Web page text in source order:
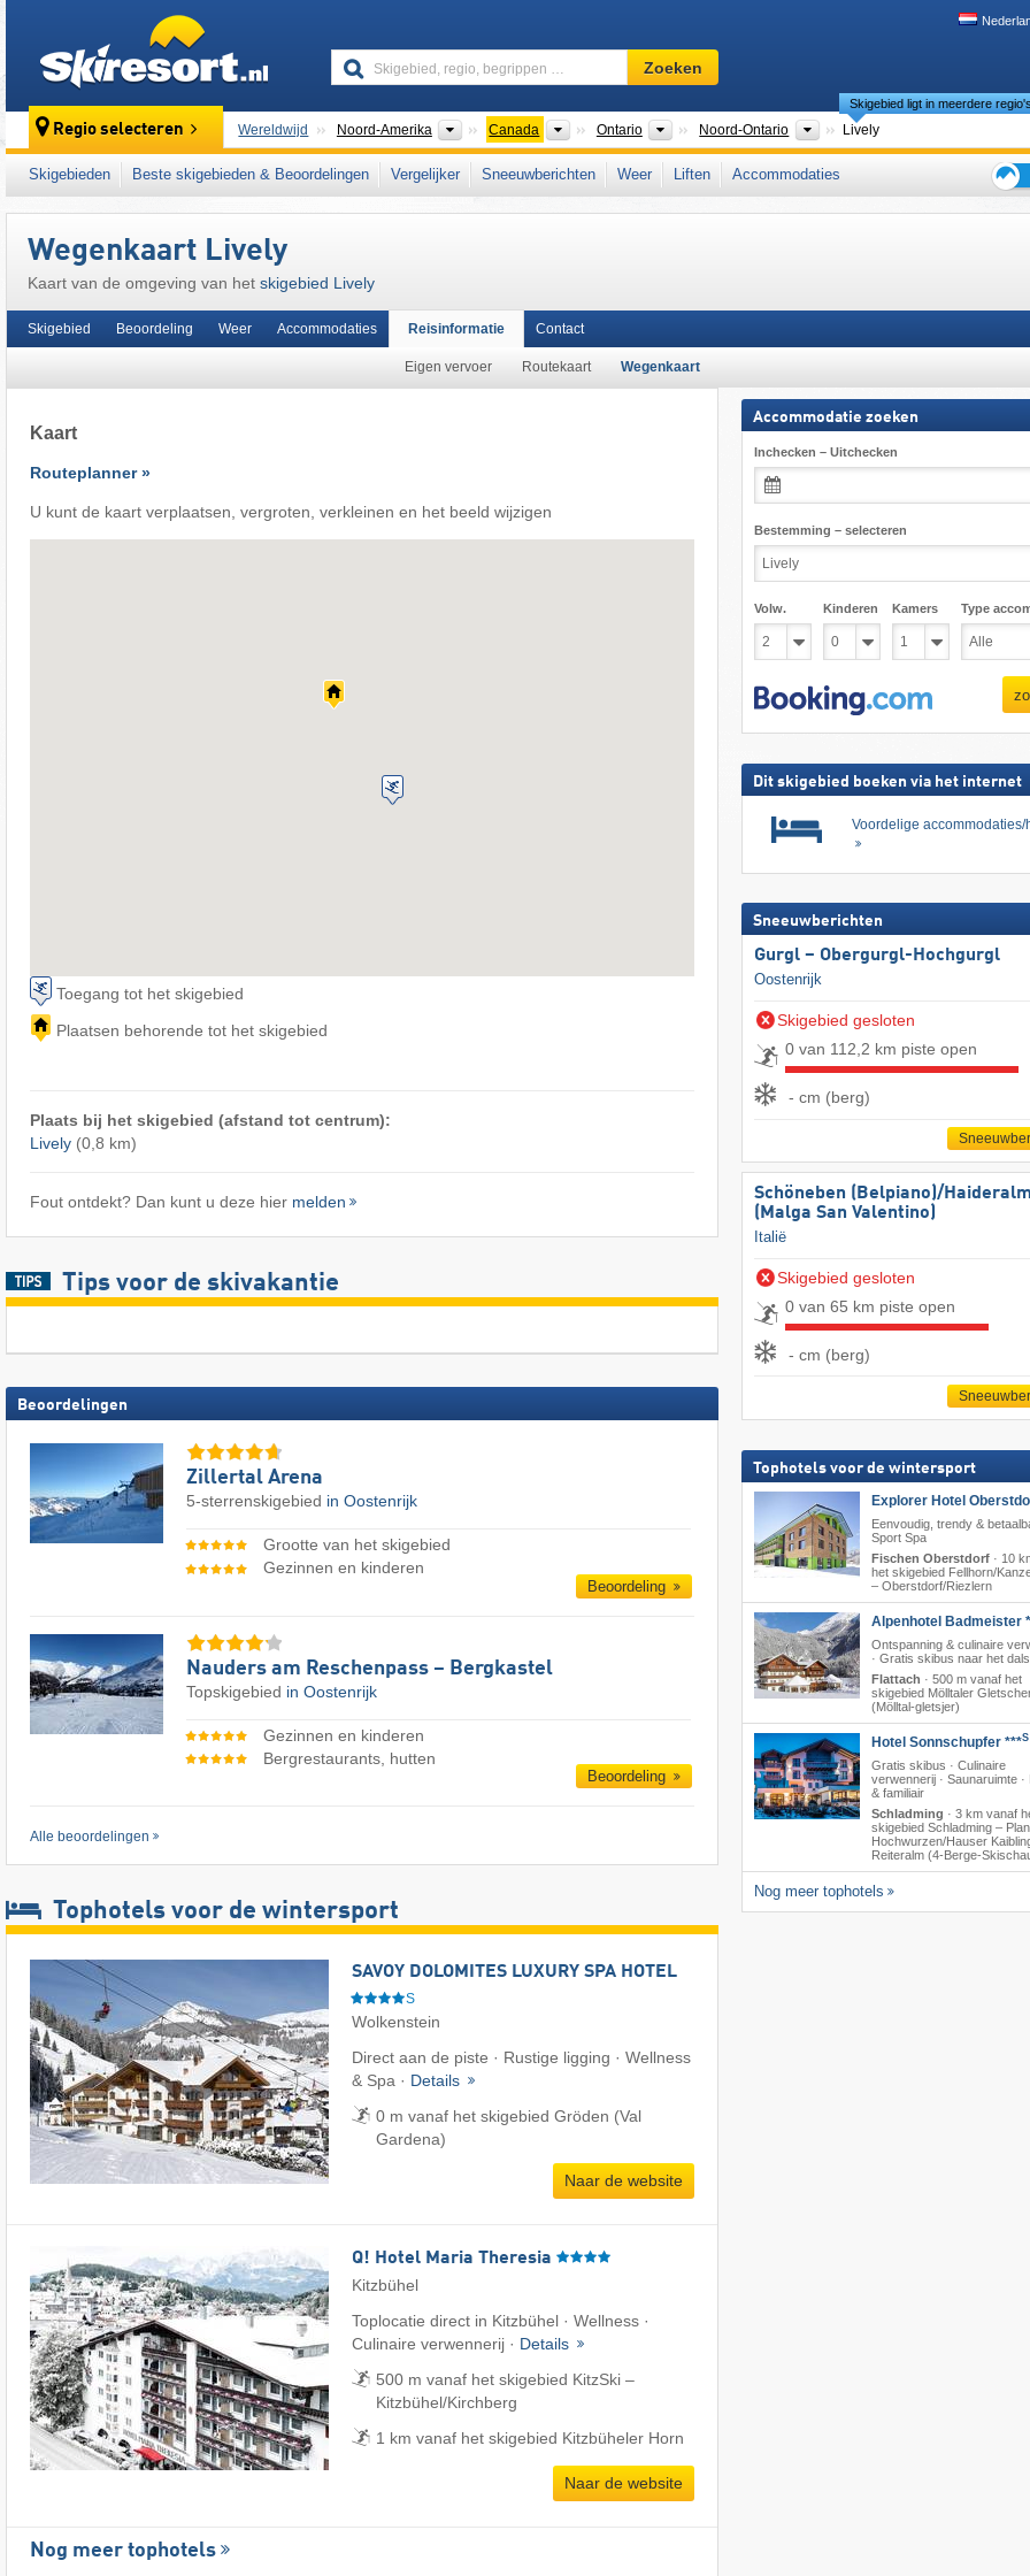
Skigebied,
regio,
…
Zoeken
Regio selecteren Wereldwijd Noord-Amerika Continenten
Canada LandenOntario Provincies
Noord-Ontario Regio's
Skigebied ligt in meerdere
Lively
Dit skigebied ligt ook in: Centraal-Canada Oost-Canada
Skigebieden Beste skigebieden & Beoordelingen Vergelijker Sneeuwberichten Weer Liften
Accommodaties
Wegenkaart Lively
Kaart van de omgeving van het skigebied Lively
Skigebied Beoordeling Weer Accommodaties Reisinformatie
Eigen vervoer Routekaart Wegenkaart
Contact
Kaart
Routeplanner »
U kunt de kaart verplaatsen, vergroten, verkleinen en het beeld wijzigen
Toegang tot het skigebied
Plaatsen behorende tot het skigebied
Plaats bij het skigebied (afstand tot centrum):
Lively(0,8 km)
Fout ontdekt? Dan kunt u deze hier melden
Tips voor de skivakantie
Beoordelingen
Zillertal Arena
5-sterrenskigebied in Oostenrijk
Grootte van het skigebied
Gezinnen en kinderen
Beoordeling
Nauders am Reschenpass – Bergkastel
Topskigebied in Oostenrijk
Gezinnen en kinderen
Bergrestaurants, hutten
Beoordeling
Alle beoordelingen
Tophotels voor de wintersport
SAVOY DOLOMITES LUXURY SPA HOTEL
S
Wolkenstein
Direct aan de piste · Rustige ligging · Wellness
& Spa · Details
0 m vanaf het skigebied Gröden (Val
Gardena)
Naar de website
Q! Hotel Maria Theresia
Kitzbühel
Toplocatie direct in Kitzbühel · Wellness ·
Culinaire verwennerij · Details
500 m vanaf het skigebied KitzSki –
Kitzbühel/​Kirchberg
1 km vanaf het skigebied Kitzbüheler Horn
Naar de website
Nog meer tophotels
Accommodatie zoeken
Inchecken – Uitchecken
Bestemming – selecteren
Volw. Kinderen Kamers Type
Dit skigebied boeken via het internet
Voordelige accommodaties/
Sneeuwberichten
Gurgl – Obergurgl-Hochgurgl
Oostenrijk
Skigebied gesloten
0 van 112,2 km piste open
- cm (berg)
Schöneben (Belpiano)/​Haideralm
(Malga San Valentino)
Italië
Skigebied gesloten
0 van 65 km piste open
- cm (berg)
Tophotels voor de wintersport
Explorer Hotel
Eenvoudig, trendy &
Sport Spa
Fischen Oberstdorf· 10
het skigebied Fellhorn/​
– Oberstdorf/​Riezlern
Alpenhotel Badmeister
Ontspanning & culinaire
· Gratis skibus naar het
Flattach · 500 m vanaf het
skigebied Mölltaler
(Mölltal-gletsjer)
Hotel Sonnschupfer ***S
Gratis skibus · Culinaire
verwennerij · Saunaruimte ·
& familiair
Schladming · 3 km vanaf
skigebied Schladming –
Hochwurzen/​Hauser
Reiteralm (4-Berge-
Nog meer tophotels